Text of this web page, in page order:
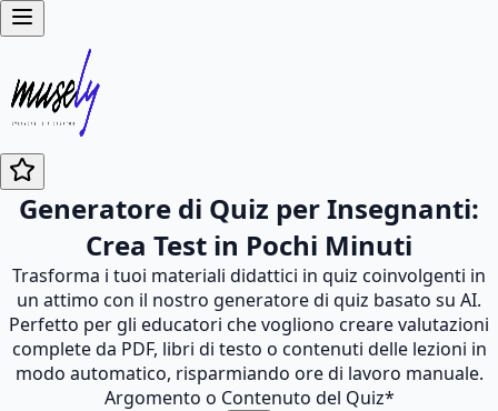
Generatore di Quiz per Insegnanti:
Crea Test in Pochi Minuti
Trasforma i tuoi materiali didattici in quiz coinvolgenti in
un attimo con il nostro generatore di quiz basato su AI.
Perfetto per gli educatori che vogliono creare valutazioni
complete da PDF, libri di testo o contenuti delle lezioni in
modo automatico, risparmiando ore di lavoro manuale.
Argomento o Contenuto del Quiz*